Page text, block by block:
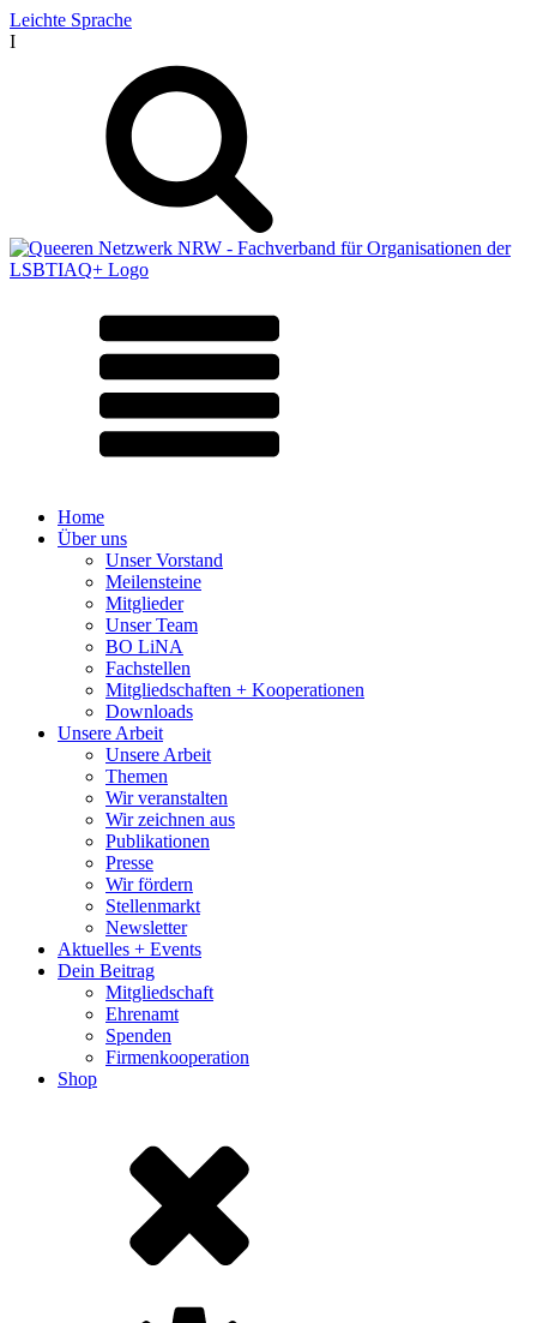
Leichte Sprache
I
Home
Über uns
Unser Vorstand
Meilensteine
Mitglieder
Unser Team
BO LiNA
Fachstellen
Mitgliedschaften + Kooperationen
Downloads
Unsere Arbeit
Unsere Arbeit
Themen
Wir veranstalten
Wir zeichnen aus
Publikationen
Presse
Wir fördern
Stellenmarkt
Newsletter
Aktuelles + Events
Dein Beitrag
Mitgliedschaft
Ehrenamt
Spenden
Firmenkooperation
Shop